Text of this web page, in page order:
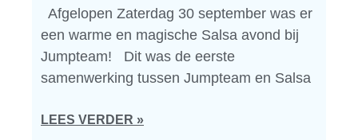
Afgelopen Zaterdag 30 september was er
een warme en magische Salsa avond bij
Jumpteam! Dit was de eerste
samenwerking tussen Jumpteam en Salsa
LEES VERDER »